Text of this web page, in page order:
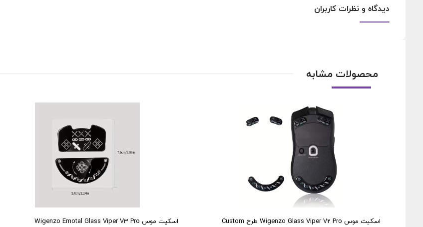
دیدگاه و نظرات کاربران
محصولات مشابه
اسکیت موس Wigenzo Glass Viper V2 Pro طرح Custom اسکیت موس Wigenzo Emotal Glass Viper V3 Pro